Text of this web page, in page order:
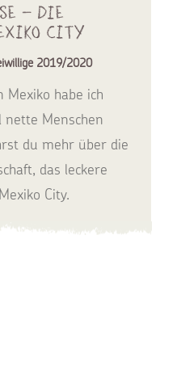
– die
City
2019/2020
habe ich
Menschen
du mehr über die
das leckere
City.